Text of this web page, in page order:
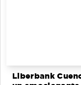
Liberbank